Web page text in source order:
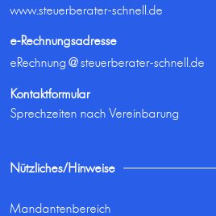
www.steuerberater-schnell.de
e-Rechnungsadresse
eRechnung@steuerberater-schnell.de
Kontaktformular
Sprechzeiten nach Vereinbarung
Nützliches/Hinweise
Mandantenbereich